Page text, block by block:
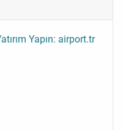
Yapın: airport.tr